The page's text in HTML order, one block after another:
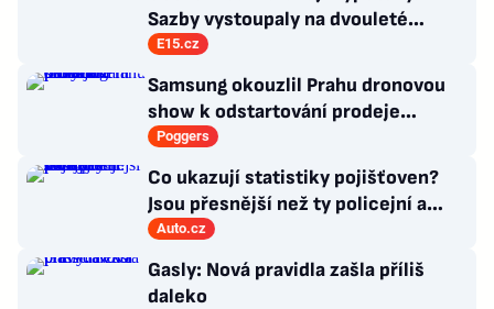
Sazby vystoupaly na dvouleté
maximum
E15.cz
Samsung okouzlil Prahu dronovou
show k odstartování prodeje
nových produktů
Poggers
Co ukazují statistiky pojišťoven?
Jsou přesnější než ty policejní a
veřejně dostupné!
Auto.cz
Gasly: Nová pravidla zašla příliš
daleko